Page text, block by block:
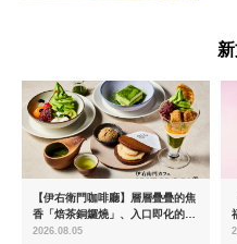
【伊右衛門咖啡廳】層層疊疊的焦
香「焙茶銅鑼燒」、入口即化的
「宇治抹茶提拉米蘇」全新登場
2026.08.05